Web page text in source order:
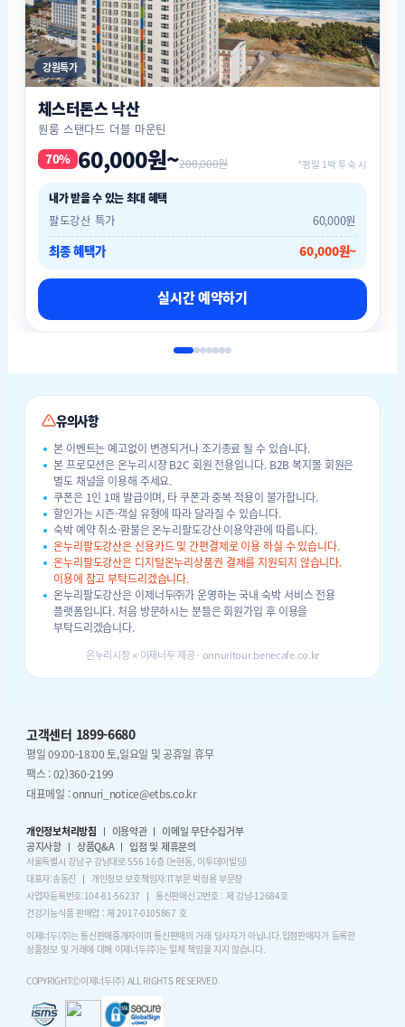
강원특가
체스터톤스 낙산
원룸 스탠다드 더블 마운틴
70% 60,000원~200,000원 *평일 1박 투숙 시
내가 받을 수 있는 최대 혜택
팔도강산 특가 60,000원
최종 혜택가 60,000원~
실시간 예약하기
유의사항
본 이벤트는 예고없이 변경되거나 조기종료 될 수 있습니다.
본 프로모션은 온누리시장 B2C 회원 전용입니다. B2B 복지몰 회원은
별도 채널을 이용해 주세요.
쿠폰은 1인 1매 발급이며, 타 쿠폰과 중복 적용이 불가합니다.
할인가는 시즌·객실 유형에 따라 달라질 수 있습니다.
숙박 예약 취소·환불은 온누리팔도강산 이용약관에 따릅니다.
온누리팔도강산은 신용카드 및 간편결제로 이용 하실 수 있습니다.
온누리팔도강산은 디지털온누리상품권 결제를 지원되지 않습니다.
이용에 참고 부탁드리겠습니다.
온누리팔도강산은 이제너두㈜가 운영하는 국내 숙박 서비스 전용
플랫폼입니다. 처음 방문하시는 분들은 회원가입 후 이용을
부탁드리겠습니다.
온누리시장 × 이제너두 제공 · onnuritour.benecafe.co.kr
고객센터 1899-6680
평일 09:00-18:00 토,일요일 및 공휴일 휴무
팩스 : 02)360-2199
대표메일 : onnuri_notice@etbs.co.kr
개인정보처리방침 이용약관
이메일 무단수집거부
공지사항
상품Q&A 입점 및 제휴문의
서울특별시 강남구 강남대로 556 16층 (논현동, 이투데이빌딩)
대표자:송동진
개인정보 보호책임자:IT부문 박정용 부문장
사업자등록번호:104-81-56237
통신판매신고번호 : 제 강남-12684호
건강기능식품 판매업 : 제 2017-0105867 호
이제너두(주)는 통신판매중개자이며 통신판매의 거래 당사자가 아닙니다.입점판매자가 등록한
상품정보 및 거래에 대해 이제너두(주)는 일체 책임을 지지 않습니다.
COPYRIGHTⒸ이제너두(주) ALL RIGHTS RESERVED.